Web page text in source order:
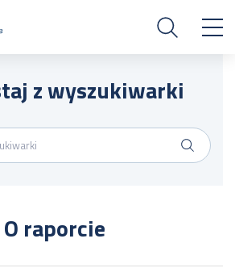
z wyszukiwarki
O raporcie